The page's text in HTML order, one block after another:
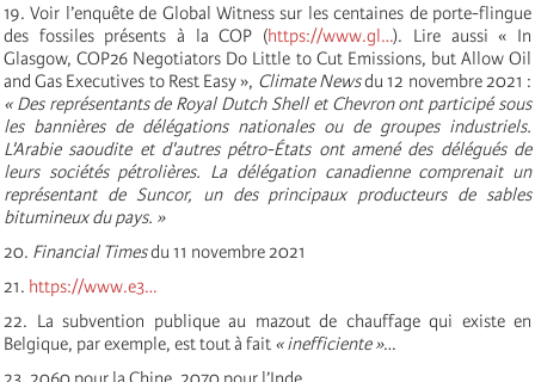
19. Voir l’enquête de Global Witness sur les centaines de porte-flingue
des fossiles présents à la COP (https://www.gl…). Lire aussi « In
Glasgow, COP26 Negotiators Do Little to Cut Emissions, but Allow Oil
and Gas Executives to Rest Easy », Climate Newsdu 12 novembre 2021 :
« Des représentants de Royal Dutch Shell et Chevron ont participé sous
les bannières de délégations nationales ou de groupes industriels.
L'Arabie saoudite et d'autres pétro-États ont amené des délégués de
leurs sociétés pétrolières. La délégation canadienne comprenait un
représentant de Suncor, un des principaux producteurs de sables
bitumineux du pays. »
20. Financial Timesdu 11 novembre 2021
21. https://www.e3…
22. La subvention publique au mazout de chauffage qui existe en
Belgique, par exemple, est tout à fait « inefficiente »…